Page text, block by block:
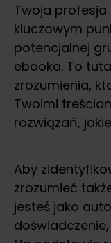
Twoja profesja
kluczowym
potencjalnej
ebooka. To
zrozumienia,
Twoimi
rozwiązań,
Aby
zrozumieć
jesteś jako